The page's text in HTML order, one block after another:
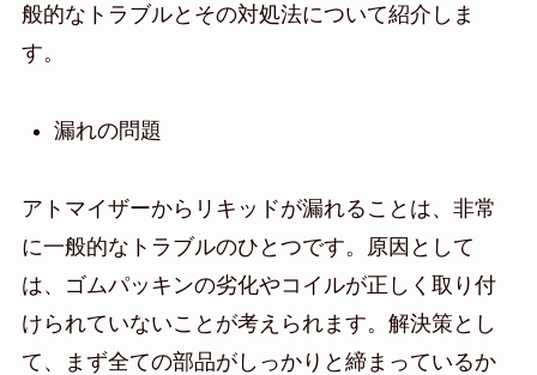
般的なトラブルとその対処法について紹介しま
す。
漏れの問題
アトマイザーからリキッドが漏れることは、非常
に一般的なトラブルのひとつです。原因として
は、ゴムパッキンの劣化やコイルが正しく取り付
けられていないことが考えられます。解決策とし
て、まず全ての部品がしっかりと締まっているか